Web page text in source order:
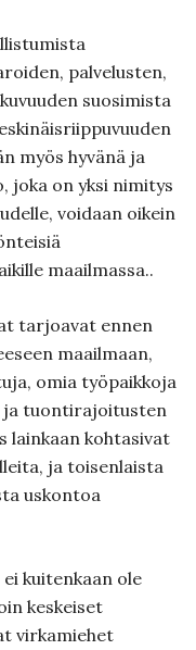
palvelusten,
suosimista
myös hyvänä ja
joka on yksi nimitys
voidaan oikein
maailmassa..
tarjoavat ennen
maailmaan,
omia työpaikkoja
ja tuontirajoitusten
lainkaan kohtasivat
ja toisenlaista
uskontoa
kuitenkaan ole
keskeiset
virkamiehet